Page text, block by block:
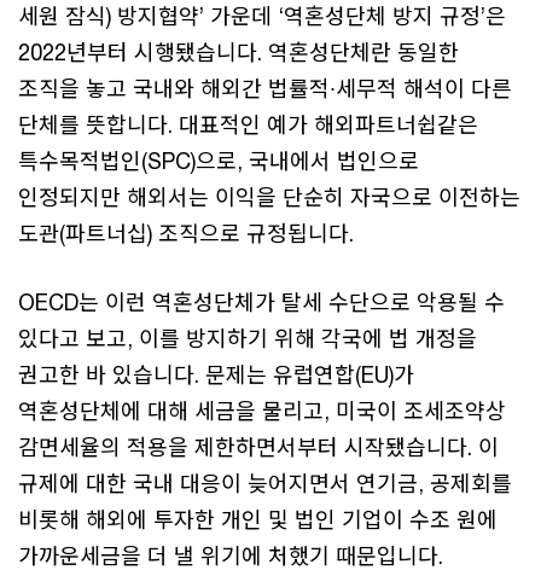
세원 잠식) 방지협약’ 가운데 ‘역혼성단체 방지 규정’은
2022년부터 시행됐습니다. 역혼성단체란 동일한
조직을 놓고 국내와 해외간 법률적∙세무적 해석이 다른
단체를 뜻합니다. 대표적인 예가 해외파트너쉽같은
특수목적법인(SPC)으로, 국내에서 법인으로
인정되지만 해외서는 이익을 단순히 자국으로 이전하는
도관(파트너십) 조직으로 규정됩니다.
OECD는 이런 역혼성단체가 탈세 수단으로 악용될 수
있다고 보고, 이를 방지하기 위해 각국에 법 개정을
권고한 바 있습니다. 문제는 유럽연합(EU)가
역혼성단체에 대해 세금을 물리고, 미국이 조세조약상
감면세율의 적용을 제한하면서부터 시작됐습니다. 이
규제에 대한 국내 대응이 늦어지면서 연기금, 공제회를
비롯해 해외에 투자한 개인 및 법인 기업이 수조 원에
가까운세금을 더 낼 위기에 처했기 때문입니다.